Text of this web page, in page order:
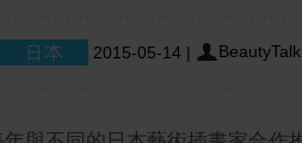
2015-05-14 | BeautyTalk